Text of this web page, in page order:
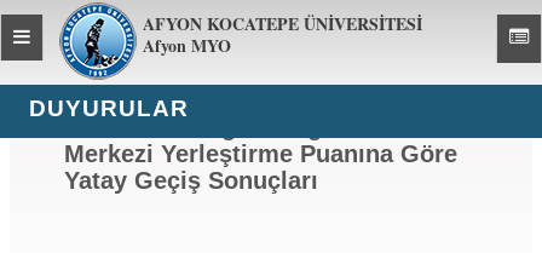
AFYON KOCATEPE ÜNİVERSİTESİ
Afyon MYO
Toggle
global
navigation
DUYURULAR
Merkezi Yerleştirme Puanına Göre
Yatay Geçiş Sonuçları